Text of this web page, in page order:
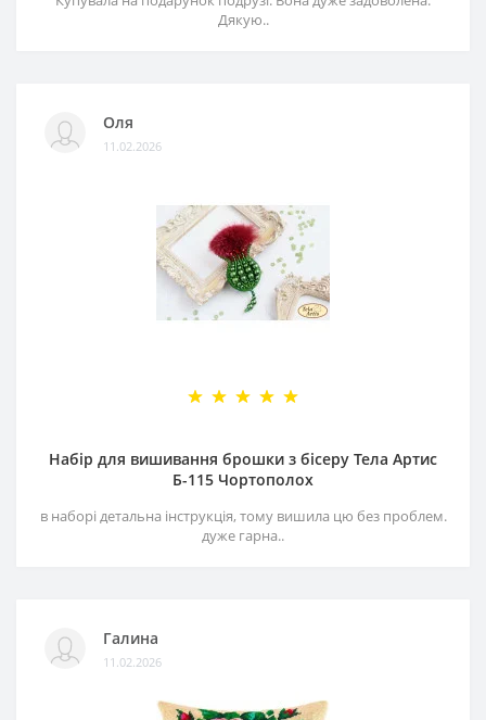
Дякую..
Оля
11.02.2026
Набір для вишивання брошки з бісеру Тела Артис
Б-115 Чортополох
в наборі детальна інструкція, тому вишила цю без проблем.
дуже гарна..
Галина
11.02.2026